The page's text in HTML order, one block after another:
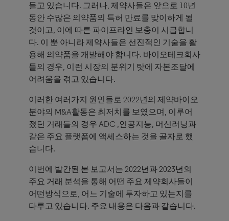
들고 있습니다. 그러나, 제약사들은 앞으로 10년
동안 수많은 의약품의 특허 만료를 맞이하게 될
것이고, 이에 따른 파이프라인 보충이 시급합니
다. 이 뿐 아니라 제약사들은 선진적인 기술을 활
용해 의약품을 개발해야 합니다. 바이오테크회사
들의 경우, 이런 시장의 분위기 탓에 자본조달에
어려움을 겪고 있습니다.
이러한 여러가지 원인들로 2022년의 제약바이오
분야의 M&A활동은 최저치를 보였으며, 이루어
졌던 거래들의 경우 ADC ,인공지능, 머신러닝과
같은 주요 플랫폼에 액세스하는 것을 골자로 했
습니다.
이번에 발간된 본 보고서는 2022년과 2023년의
주요 거래 분석을 통해 어떤 주요 제약회사들이
어떤방식으로, 어느 기술에 투자하고 있는지를
다루고 있습니다. 주요 내용은 다음과 같습니다.